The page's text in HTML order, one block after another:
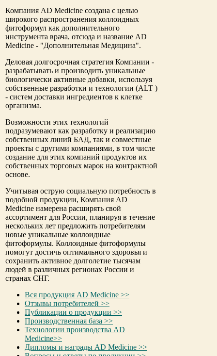
Компания AD Medicine создана с целью
широкого распространения коллоидных
фитоформул как дополнительного
инструмента врача, отсюда и название AD
Medicine - "Дополнительная Медицина".
Деловая долгосрочная стратегия Компании -
разрабатывать и производить уникальные
биологически активные добавки, используя
собственные разработки и технологии (ALT )
- систем доставки ингредиентов к клетке
организма.
Возможности этих технологий
подразумевают как разработку и реализацию
собственных линий БАД, так и совместные
проекты с другими компаниями, в том числе
создание для этих компаний продуктов их
собственных торговых марок на контрактной
основе.
Учитывая острую социальную потребность в
подобной продукции, Компания AD
Medicine намерена расширять свой
ассортимент для России, планируя в течение
нескольких лет предложить потребителям
новые уникальные коллоидные
фитоформулы. Коллоидные фитоформулы
помогут достичь оптимального здоровья и
сохранить активное долголетие тысячам
людей в различных регионах России и
странах СНГ.
Вся продукция AD Medicine >>
Отзывы потребителей >>
Публикации о продукции >>
Производственная база >>
Технологии производства AD
Medicine>>
Дипломы и награды AD Medicine >>